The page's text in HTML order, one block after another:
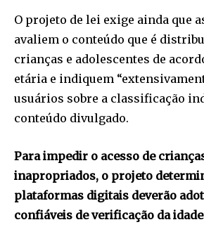
O projeto de lei exige ainda que
avaliem o conteúdo que é
crianças e adolescentes de
etária e indiquem
usuários sobre a classificação
conteúdo divulgado.
Para impedir o acesso de
inapropriados, o projeto
plataformas digitais deverão
confiáveis de verificação da